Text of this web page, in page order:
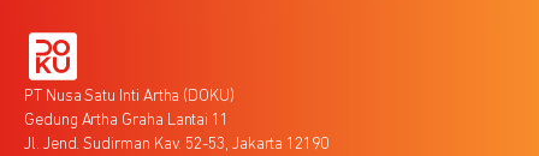
PT Nusa Satu Inti Artha (DOKU)
Gedung Artha Graha Lantai 11
Jl. Jend. Sudirman Kav. 52-53, Jakarta 12190